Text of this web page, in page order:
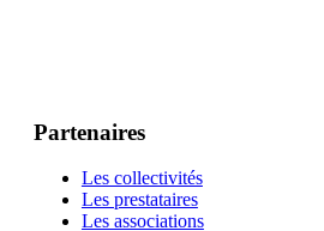
Partenaires
Les collectivités
Les prestataires
Les associations